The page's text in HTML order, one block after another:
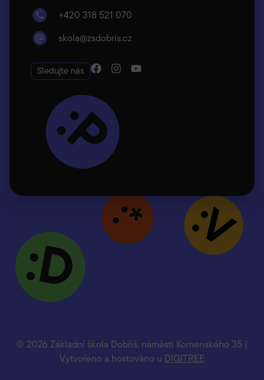
+420 318 521 070
skola@zsdobris.cz
Sledujte nás
© 2026 Základní škola Dobříš, náměstí Komenského 35 |
Vytvořeno a hostováno u DIGITREE